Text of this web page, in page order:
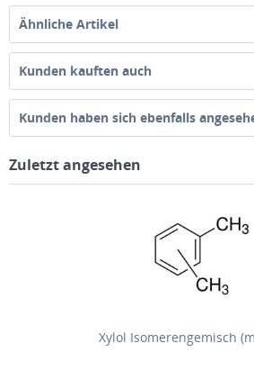
Ähnliche Artikel
Kunden kauften auch
Kunden haben sich ebenfalls
Zuletzt angesehen
Xylol Isomerengemisch